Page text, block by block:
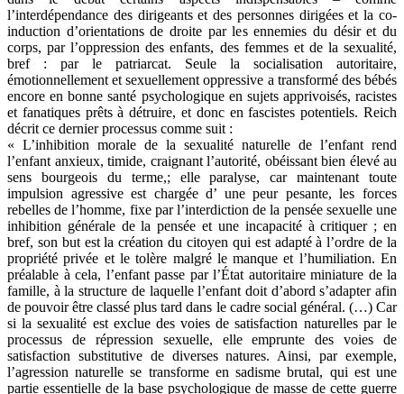
l’interdépendance des dirigeants et des personnes dirigées et la co-
induction d’orientations de droite par les ennemies du désir et du
corps, par l’oppression des enfants, des femmes et de la sexualité,
bref : par le patriarcat. Seule la socialisation autoritaire,
émotionnellement et sexuellement oppressive a transformé des bébés
encore en bonne santé psychologique en sujets apprivoisés, racistes
et fanatiques prêts à détruire, et donc en fascistes potentiels. Reich
décrit ce dernier processus comme suit :
« L’inhibition morale de la sexualité naturelle de l’enfant rend
l’enfant anxieux, timide, craignant l’autorité, obéissant bien élevé au
sens bourgeois du terme,; elle paralyse, car maintenant toute
impulsion agressive est chargée d’ une peur pesante, les forces
rebelles de l’homme, fixe par l’interdiction de la pensée sexuelle une
inhibition générale de la pensée et une incapacité à critiquer ; en
bref, son but est la création du citoyen qui est adapté à l’ordre de la
propriété privée et le tolère malgré le manque et l’humiliation. En
préalable à cela, l’enfant passe par l’État autoritaire miniature de la
famille, à la structure de laquelle l’enfant doit d’abord s’adapter afin
de pouvoir être classé plus tard dans le cadre social général. (…) Car
si la sexualité est exclue des voies de satisfaction naturelles par le
processus de répression sexuelle, elle emprunte des voies de
satisfaction substitutive de diverses natures. Ainsi, par exemple,
l’agression naturelle se transforme en sadisme brutal, qui est une
partie essentielle de la base psychologique de masse de cette guerre